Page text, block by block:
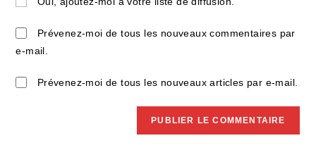
comment
site
(facultatif)
Prévenez-moi de tous les nouveaux commentaires par
e-mail.
Prévenez-moi de tous les nouveaux articles par e-mail.